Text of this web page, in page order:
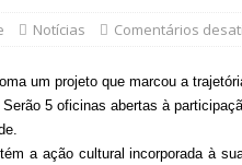
de 8%; Sintrajusc faz mobilização
] Sintrajusc participará do 20º
Público
Notícias Comentários
um projeto que marcou a
5 oficinas abertas à
a ação cultural incorporada à